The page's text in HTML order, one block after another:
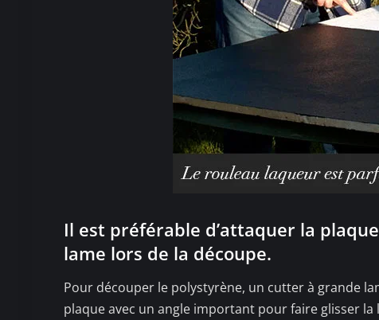
Il est préférable d’attaquer la
lame lors de la découpe.
Pour découper le polystyrène, un cutter à grande
plaque avec un angle important pour faire glisser